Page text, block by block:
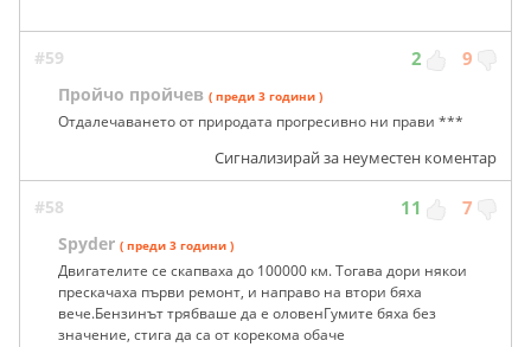
#59 2 9
Пройчо пройчев ( преди 3 години )
Отдалечаването от природата прогресивно ни прави ***
Сигнализирай за неуместен коментар
#58 11 7
Spyder ( преди 3 години )
Двигателите се скапваха до 100000 км. Тогава дори някои
прескачаха първи ремонт, и направо на втори бяха
вече.Бензинът трябваше да е оловенГумите бяха без
значение, стига да са от корекома обаче